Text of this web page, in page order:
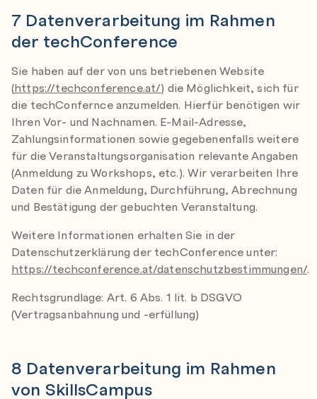
7 Datenverarbeitung im Rahmen
der techConference
Sie haben auf der von uns betriebenen Website
(https://techconference.at/) die Möglichkeit, sich für
die techConfernce anzumelden. Hierfür benötigen wir
Ihren Vor- und Nachnamen. E-Mail-Adresse,
Zahlungsinformationen sowie gegebenenfalls weitere
für die Veranstaltungsorganisation relevante Angaben
(Anmeldung zu Workshops, etc.). Wir verarbeiten Ihre
Daten für die Anmeldung, Durchführung, Abrechnung
und Bestätigung der gebuchten Veranstaltung.
Weitere Informationen erhalten Sie in der
Datenschutzerklärung der techConference unter:
https://techconference.at/datenschutzbestimmungen/.
Rechtsgrundlage: Art. 6 Abs. 1 lit. b DSGVO
(Vertragsanbahnung und -erfüllung)
8 Datenverarbeitung im Rahmen
von SkillsCampus